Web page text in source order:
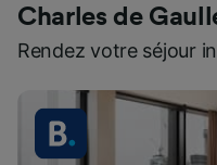
Charles de
Rendez votre séjour